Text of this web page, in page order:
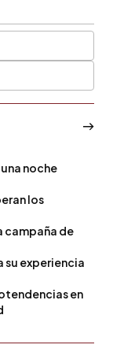
noche
los
campaña de
su experiencia
en